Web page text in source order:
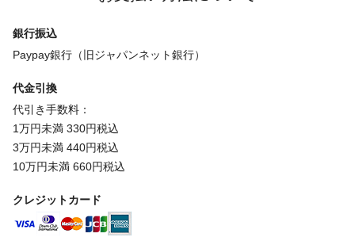
銀行振込
Paypay銀行（旧ジャパンネット銀行）
代金引換
代引き手数料：
1万円未満 330円税込
3万円未満 440円税込
10万円未満 660円税込
クレジットカード